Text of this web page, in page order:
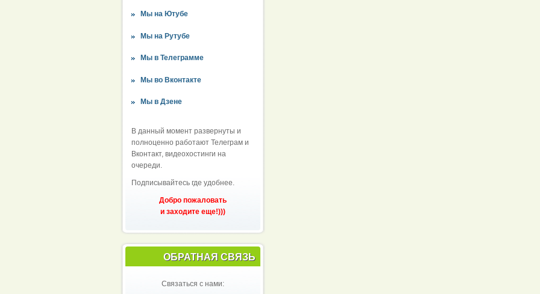
Мы на Ютубе
Мы на Рутубе
Мы в Телеграмме
Мы во Вконтакте
Мы в Дзене
В данный момент развернуты и
полноценно работают Телеграм и
Вконтакт, видеохостинги на
очереди.
Подписывайтесь где удобнее.
Добро пожаловать
и заходите еще!)))
ОБРАТНАЯ СВЯЗЬ
Связаться с нами: